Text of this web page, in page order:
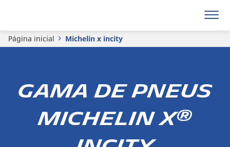
Página inicial Michelin x incity
GAMA DE PNEUS
MICHELIN X®